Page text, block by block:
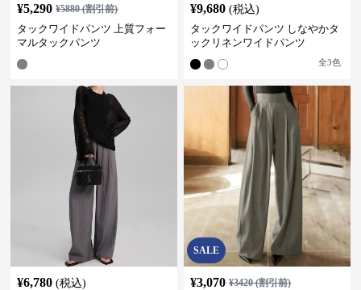
¥5,290 ¥5880(割引前)
タックワイドパンツ 上質フォー
マルタックパンツ
¥9,680 (税込)
タックワイドパンツ しなやかタ
ックリネンワイドパンツ
全3色
¥6,780 (税込)
SALE
¥3,070 ¥3420(割引前)